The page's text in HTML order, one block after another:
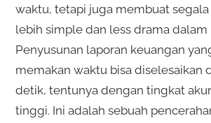
waktu, tetapi juga membuat segala
lebih simple dan less drama dalam
Penyusunan laporan keuangan
memakan waktu bisa diselesaikan
detik, tentunya dengan tingkat
tinggi. Ini adalah sebuah